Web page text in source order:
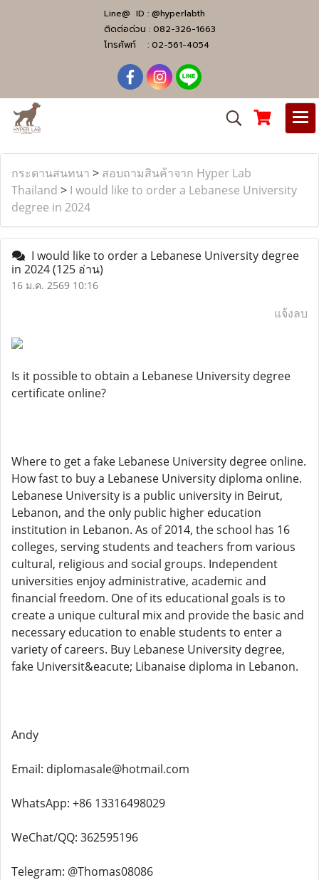
Line@ ID : @hyperlabth
ติดต่อด่วน : 082-326-1663
โทรศัพท์ : 02-561-4054
กระดานสนทนา > สอบถามสินค้าจาก Hyper Lab
Thailand > I would like to order a Lebanese University
degree in 2024
I would like to order a Lebanese University degree
in 2024(125 อ่าน)
16 ม.ค. 2569 10:16
แจ้งลบ
Is it possible to obtain a Lebanese University degree
certificate online?
Where to get a fake Lebanese University degree online.
How fast to buy a Lebanese University diploma online.
Lebanese University is a public university in Beirut,
Lebanon, and the only public higher education
institution in Lebanon. As of 2014, the school has 16
colleges, serving students and teachers from various
cultural, religious and social groups. Independent
universities enjoy administrative, academic and
financial freedom. One of its educational goals is to
create a unique cultural mix and provide the basic and
necessary education to enable students to enter a
variety of careers. Buy Lebanese University degree,
fake Universit&eacute; Libanaise diploma in Lebanon.
Andy
Email: diplomasale@hotmail.com
WhatsApp: +86 13316498029
WeChat/QQ: 362595196
Telegram: @Thomas08086